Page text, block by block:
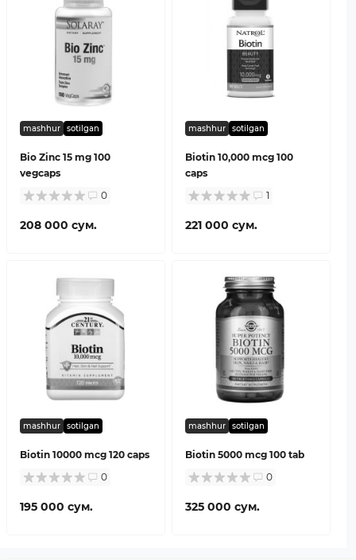
mashhur sotilgan
Bio Zinc 15 mg 100
vegcaps
0
208 000 сум.
mashhur sotilgan
Biotin 10,000 mcg 100
caps
1
221 000 сум.
mashhur sotilgan
Biotin 10000 mcg 120 caps
0
195 000 сум.
mashhur sotilgan
Biotin 5000 mcg 100 tab
0
325 000 сум.